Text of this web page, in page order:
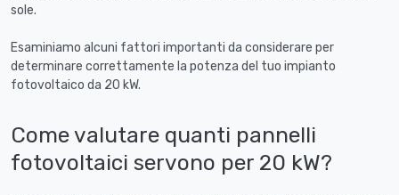
sole.
Esaminiamo alcuni fattori importanti da considerare per
determinare correttamente la potenza del tuo impianto
fotovoltaico da 20 kW.
Come valutare quanti pannelli
fotovoltaici servono per 20 kW?